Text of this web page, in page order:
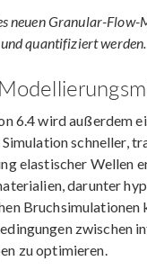
neuen Granular-Flow-
quantifiziert werden.
6.4 wird außerdem
schneller,
elastischer Wellen
darunter
zwischen
zu optimieren.